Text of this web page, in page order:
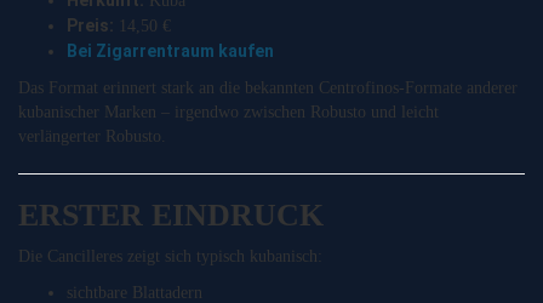
Preis: 14,50 €
Bei Zigarrentraum kaufen
Das Format erinnert stark an die bekannten Centrofinos-Formate anderer
kubanischer Marken – irgendwo zwischen Robusto und leicht
verlängerter Robusto.
ERSTER EINDRUCK
Die Cancilleres zeigt sich typisch kubanisch:
sichtbare Blattadern